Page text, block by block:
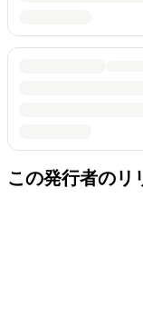
この発行者のリ